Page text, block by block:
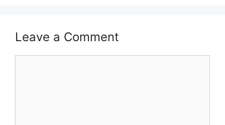
Leave a Comment